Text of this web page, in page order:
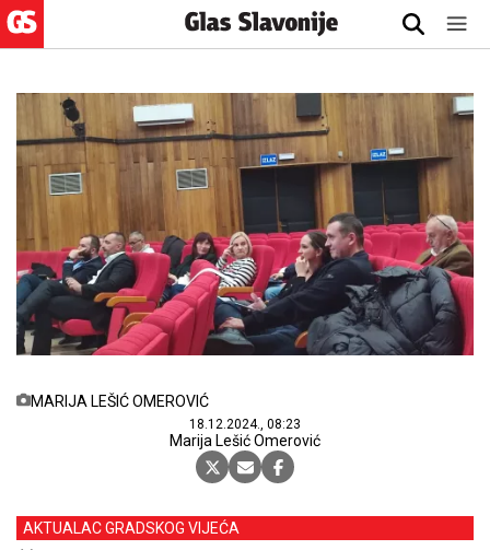
MARIJA LEŠIĆ OMEROVIĆ
18.12.2024., 08:23
Marija Lešić Omerović
AKTUALAC GRADSKOG VIJEĆA